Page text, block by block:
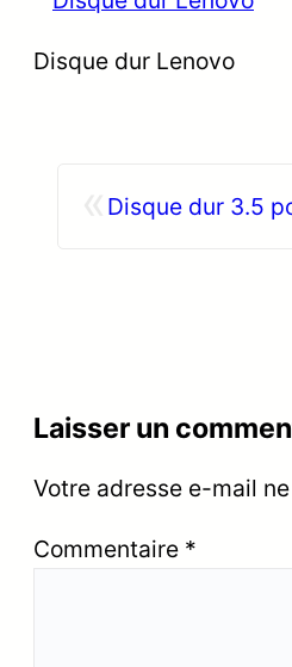
Disque dur Lenovo
Disque dur 3.5
Laisser un
Votre adresse e-mail
Commentaire *